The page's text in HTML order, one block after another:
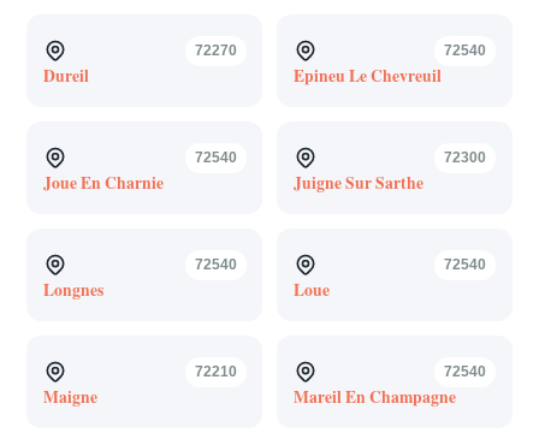
72270
Dureil
72540
Epineu Le Chevreuil
72540
Joue En Charnie
72300
Juigne Sur Sarthe
72540
Longnes
72540
Loue
72210
Maigne
72540
Mareil En Champagne